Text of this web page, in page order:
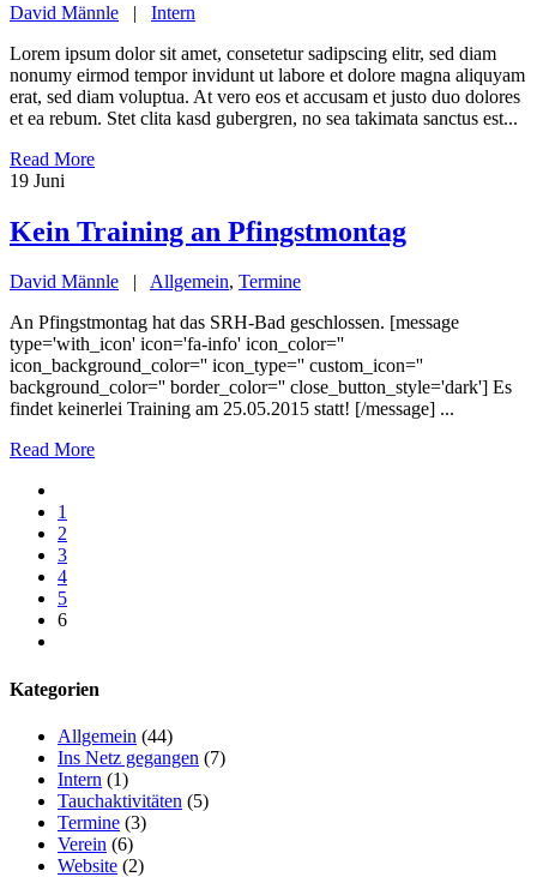
David Männle | Intern
Lorem ipsum dolor sit amet, consetetur sadipscing elitr, sed diam
nonumy eirmod tempor invidunt ut labore et dolore magna aliquyam
erat, sed diam voluptua. At vero eos et accusam et justo duo dolores
et ea rebum. Stet clita kasd gubergren, no sea takimata sanctus est...
Read More
19 Juni
Kein Training an Pfingstmontag
David Männle | Allgemein, Termine
An Pfingstmontag hat das SRH-Bad geschlossen. [message
type='with_icon' icon='fa-info' icon_color=''
icon_background_color='' icon_type='' custom_icon=''
background_color='' border_color='' close_button_style='dark'] Es
findet keinerlei Training am 25.05.2015 statt! [/message] ...
Read More
1
2
3
4
5
6
Kategorien
Allgemein (44)
Ins Netz gegangen (7)
Intern (1)
Tauchaktivitäten (5)
Termine (3)
Verein (6)
Website (2)